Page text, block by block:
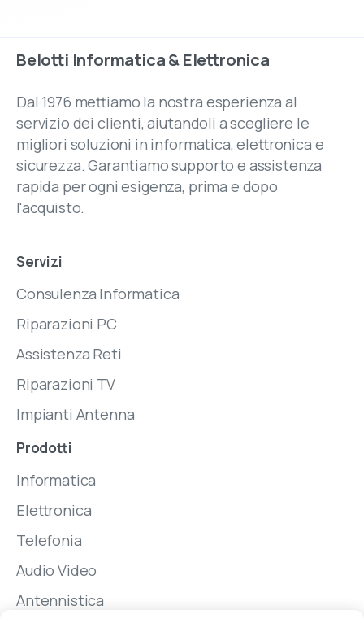
Belotti Informatica&Elettronica
Dal 1976 mettiamo la nostra esperienza al
servizio dei clienti, aiutandoli a scegliere le
migliori soluzioni in informatica, elettronica e
sicurezza. Garantiamo supporto e assistenza
rapida per ogni esigenza, prima e dopo
l'acquisto.
Servizi
Consulenza Informatica
Riparazioni PC
Assistenza Reti
Riparazioni TV
Impianti Antenna
Prodotti
Informatica
Elettronica
Telefonia
Audio Video
Antennistica